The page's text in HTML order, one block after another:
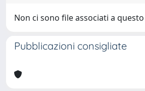
Non ci sono file associati a
Pubblicazioni consigliate